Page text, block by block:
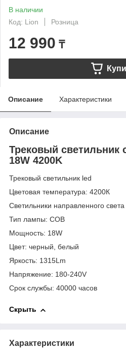
В наличии
Код: Lion
Розница
12 990 ₸
Описание Характеристики
Описание
Трековый светильник
18W 4200K
Трековый светильник led
Цветовая температура: 4200К
Светильники направленного света
Тип лампы: COB
Мощность: 18W
Цвет: черный, белый
Яркость: 1315Lm
Напряжение: 180-240V
Срок службы: 40000 часов
Скрыть
Характеристики